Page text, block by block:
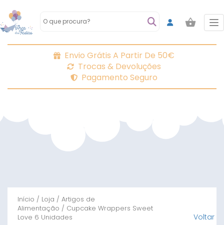
Envio Grátis A Partir De 50€
Trocas & Devoluções
Pagamento Seguro
Início / Loja / Artigos de
Alimentação / Cupcake Wrappers Sweet
Love 6 Unidades
Voltar